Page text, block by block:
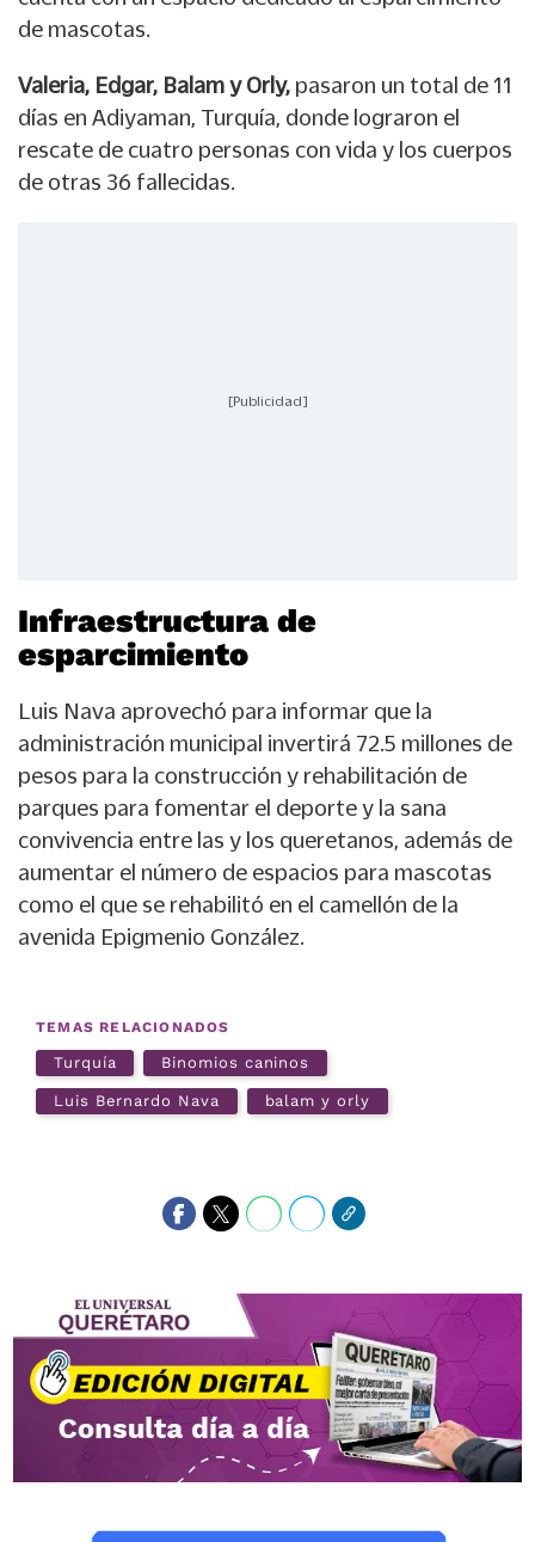
de mascotas.
Valeria, Edgar, Balam y Orly, pasaron un total de 11
días en Adiyaman, Turquía, donde lograron el
rescate de cuatro personas con vida y los cuerpos
de otras 36 fallecidas.
[Publicidad]
Infraestructura de
esparcimiento
Luis Nava aprovechó para informar que la
administración municipal invertirá 72.5 millones de
pesos para la construcción y rehabilitación de
parques para fomentar el deporte y la sana
convivencia entre las y los queretanos, además de
aumentar el número de espacios para mascotas
como el que se rehabilitó en el camellón de la
avenida Epigmenio González.
TEMAS RELACIONADOS
Turquía Binomios caninos
Luis Bernardo Nava balam y orly